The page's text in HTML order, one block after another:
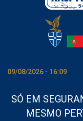
09/08/2026 - 16:09
SÓ EM
MESMO